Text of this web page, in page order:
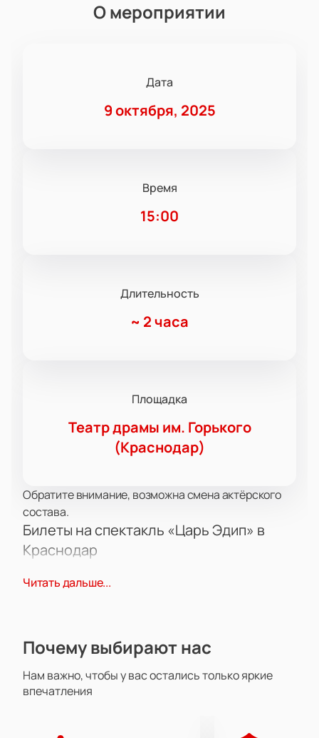
О мероприятии
Дата
9 октября, 2025
Время
15:00
Длительность
~ 2 часа
Площадка
Театр драмы им. Горького
(Краснодар)
Обратите внимание, возможна смена актёрского
состава.
Билеты на спектакль «Царь Эдип» в
Краснодар
драмы имени Горького заявлен спектакль «Царь
выступит труппа Адыгейского национального
театра в рамках XVIII регионального фестиваля
«Кубань театральная – 2025», посвящённого
памяти народного артиста РСФСР и лауреата
Читать дальше...
Почему выбирают нас
Нам важно, чтобы у вас остались только яркие
впечатления